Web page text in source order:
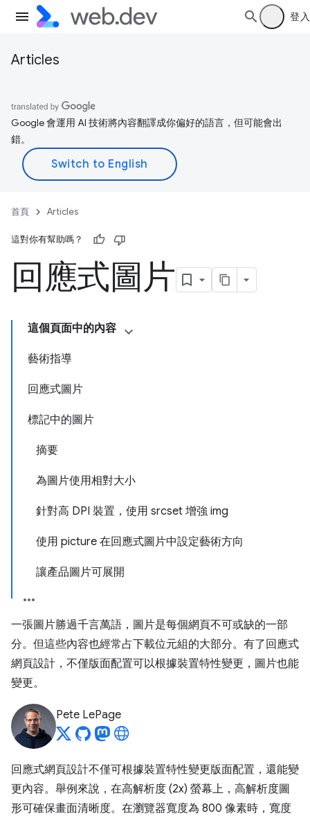
登入
Articles
Google 會運用 AI 技術將內容翻譯成你偏好的語言，但可能會出
錯。
首頁 Articles
這對你有幫助嗎？
回應式圖片
這個頁面中的內容
藝術指導
回應式圖片
標記中的圖片
摘要
為圖片使用相對大小
針對高 DPI 裝置，使用 srcset 增強 img
使用 picture 在回應式圖片中設定藝術方向
讓產品圖片可展開
一張圖片勝過千言萬語，圖片是每個網頁不可或缺的一部
分。但這些內容也經常占下載位元組的大部分。有了回應式
網頁設計，不僅版面配置可以根據裝置特性變更，圖片也能
變更。
Pete LePage
回應式網頁設計不僅可根據裝置特性變更版面配置，還能變
更內容。舉例來說，在高解析度 (2x) 螢幕上，高解析度圖
形可確保畫面清晰度。在瀏覽器寬度為 800 像素時，寬度